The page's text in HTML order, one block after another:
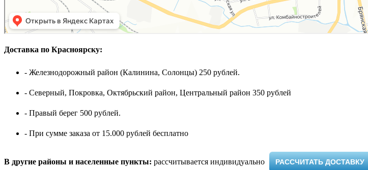
Доставка по Красноярску:
- Железнодорожный район (Калинина, Солонцы) 250 рублей.
- Северный, Покровка, Октябрьский район, Центральный район 350 рублей
- Правый берег 500 рублей.
- При сумме заказа от 15.000 рублей бесплатно
В другие районы и населенные пункты: рассчитывается индивидуально ​ РАССЧИТАТЬ ДОСТАВКУ